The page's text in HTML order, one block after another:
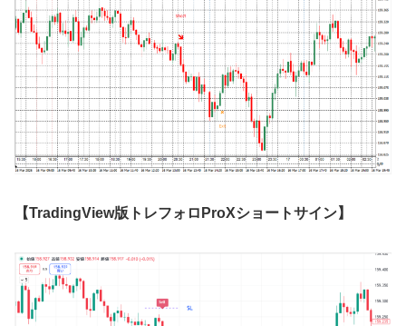
【TradingView版トレフォロProXショートサイン】